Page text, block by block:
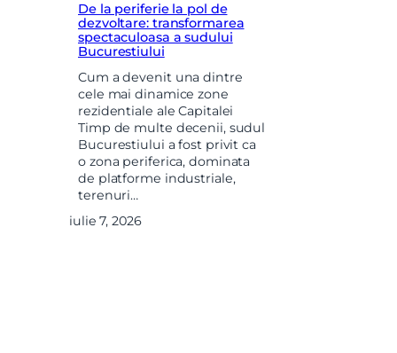
De la periferie la pol de
dezvoltare: transformarea
spectaculoasa a sudului
Bucurestiului
Cum a devenit una dintre
cele mai dinamice zone
rezidentiale ale Capitalei
Timp de multe decenii, sudul
Bucurestiului a fost privit ca
o zona periferica, dominata
de platforme industriale,
terenuri…
iulie 7, 2026